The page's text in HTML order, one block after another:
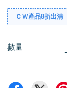
ＣＷ產品8折出清
數量 -